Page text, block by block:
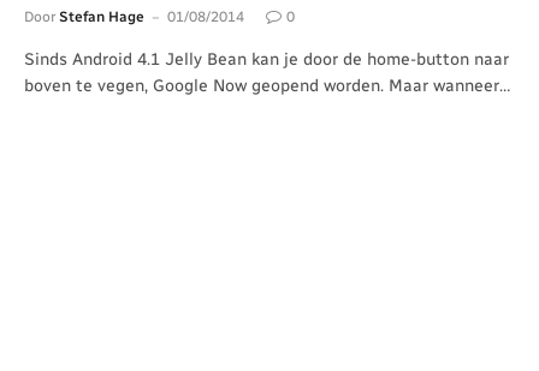
Door Stefan Hage 01/08/2014 0
Sinds Android 4.1 Jelly Bean kan je door de home-button naar
boven te vegen, Google Now geopend worden. Maar wanneer…